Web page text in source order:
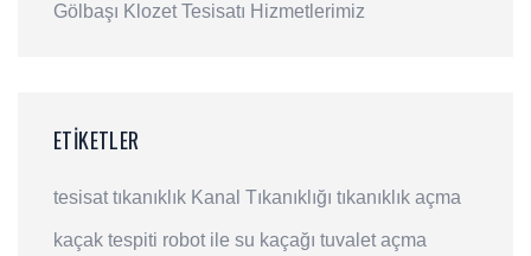
Gölbaşı Klozet Tesisatı Hizmetlerimiz
ETIKETLER
tesisat tıkanıklık Kanal Tıkanıklığı tıkanıklık açma
kaçak tespiti robot ile su kaçağı tuvalet açma